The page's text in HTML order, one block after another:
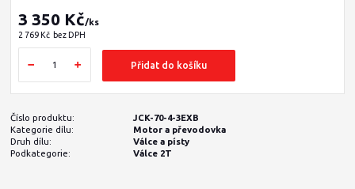
3 350 Kč/ks
2 769 Kč bez DPH
Přidat do košíku
Číslo produktu:
JCK-70-4-3EXB
Kategorie dílu:
Motor a převodovka
Druh dílu:
Válce a písty
Podkategorie:
Válce 2T